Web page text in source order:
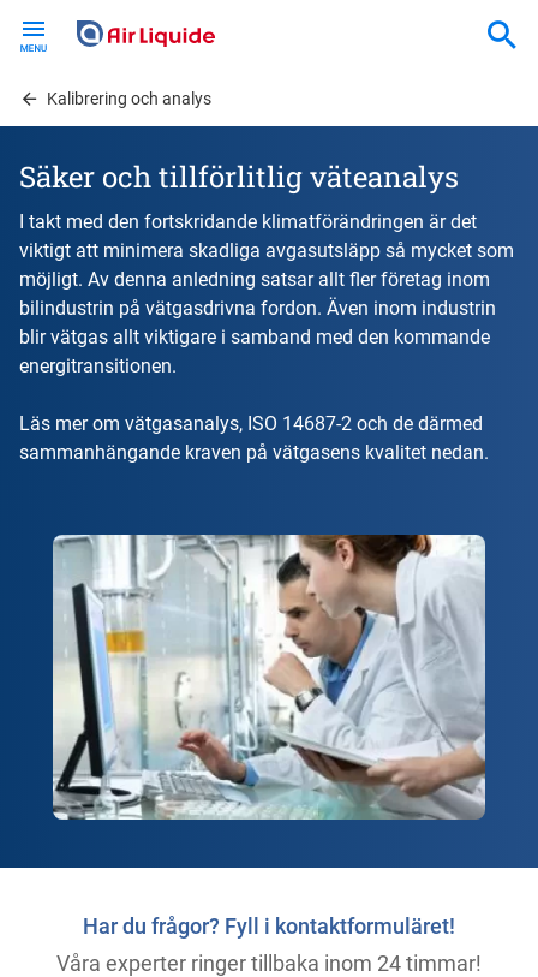
contentKalibrering och analys
Säker och tillförlitlig väteanalys
I takt med den fortskridande klimatförändringen är det
viktigt att minimera skadliga avgasutsläpp så mycket som
möjligt. Av denna anledning satsar allt fler företag inom
bilindustrin på vätgasdrivna fordon. Även inom industrin
blir vätgas allt viktigare i samband med den kommande
energitransitionen.
Läs mer om vätgasanalys, ISO 14687-2 och de därmed
sammanhängande kraven på vätgasens kvalitet nedan.
Har du frågor? Fyll i kontaktformuläret!
Våra experter ringer tillbaka inom 24 timmar!